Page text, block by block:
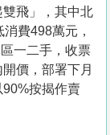
飛」，其中北
費498萬元，
一二手，收票
價，部署下月
按揭作賣